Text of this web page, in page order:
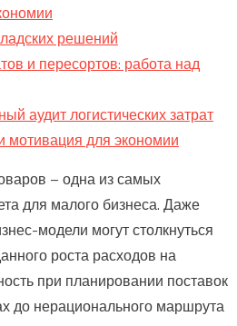
решений
и пересортов: работа над
аудит логистических затрат
мотивация для экономии
– одна из самых
для малого бизнеса. Даже
модели могут столкнуться
роста расходов на
при планировании поставок
до нерационального маршрута